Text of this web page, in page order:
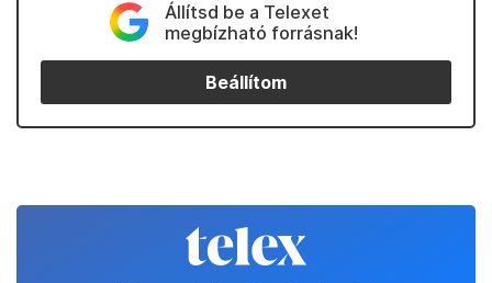
Állítsd be a Telexet
megbízható forrásnak!
Beállítom